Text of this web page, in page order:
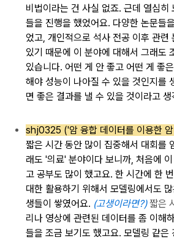
비법이라는 건 사실 없죠. 근데 열심히
들을 진행을 했었어요. 다양한 논문들
었고, 개인적으로 석사 전공 이후 관련
있기 때문에 이 분야에 대해서 그래도
있습니다. 어떤 게 안 좋고 어떤 게 좋
해야 성능이 나아질 수 있을 것인지를
면 좋은 결과를 낼 수 있을 것이라고 생
shj0325 ('암 융합 데이터를 이용한
짧은 시간 동안 많이 집중해서 대회를
래도 '의료' 분야이 다 보니까, 처음에
고 공부도 많이 했고요. 한 시간에 한
대한 활용하기 위해서 모델링에서도
생들이 쌓였어요. (고생이라면?) 짧은
리나 영상에 관련된 데이터를 좀 이해
들을 조금 보기도 했고요. 모델링 같은